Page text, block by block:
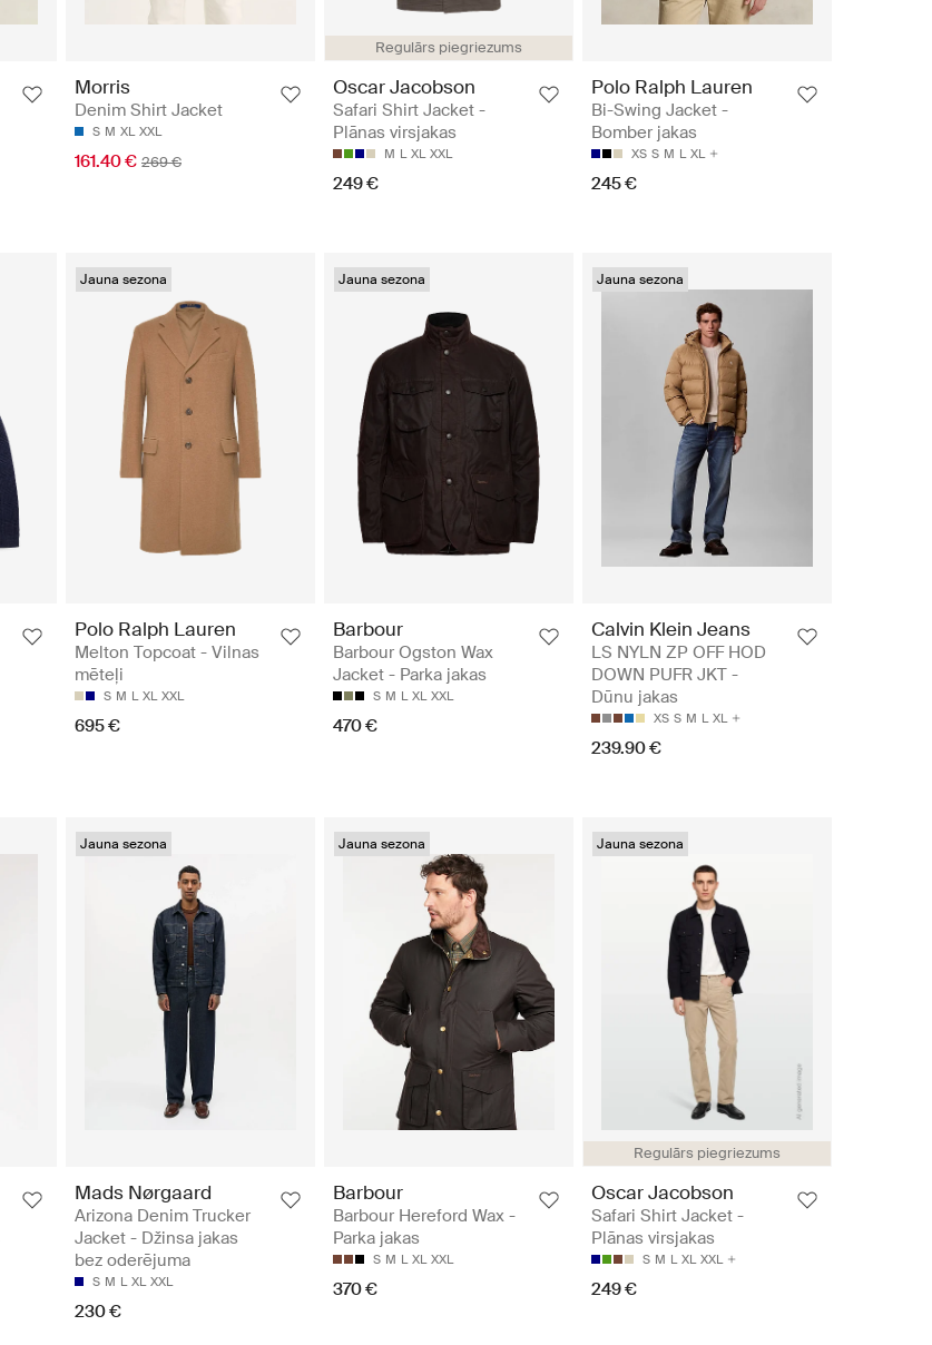
Morris
Denim Shirt Jacket
S M XL XXL
161.40 € 269 €
Regulārs piegriezums
Oscar Jacobson
Safari Shirt Jacket -
Plānas virsjakas
M L XL XXL
249 €
Polo Ralph Lauren
Bi-Swing Jacket -
Bomber jakas
XS S M L XL
245 €
Jauna sezona
Polo Ralph Lauren
Melton Topcoat - Vilnas
mēteļi
S M L XL XXL
695 €
Jauna sezona
Barbour
Barbour Ogston Wax
Jacket - Parka jakas
S M L XL XXL
470 €
Jauna sezona
Calvin Klein Jeans
LS NYLN ZP OFF HOD
DOWN PUFR JKT -
Dūnu jakas
XS S M L XL
239.90 €
Jauna sezona
Mads Nørgaard
Arizona Denim Trucker
Jacket - Džinsa jakas
bez oderējuma
S M L XL XXL
230 €
Jauna sezona
Barbour
Barbour Hereford Wax -
Parka jakas
S M L XL XXL
370 €
Regulārs piegriezums
Jauna sezona
Oscar Jacobson
Safari Shirt Jacket -
Plānas virsjakas
S M L XL XXL
249 €